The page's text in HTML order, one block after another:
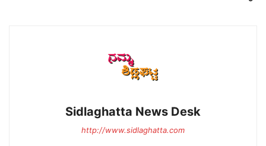
Sidlaghatta News Desk
http://www.sidlaghatta.com